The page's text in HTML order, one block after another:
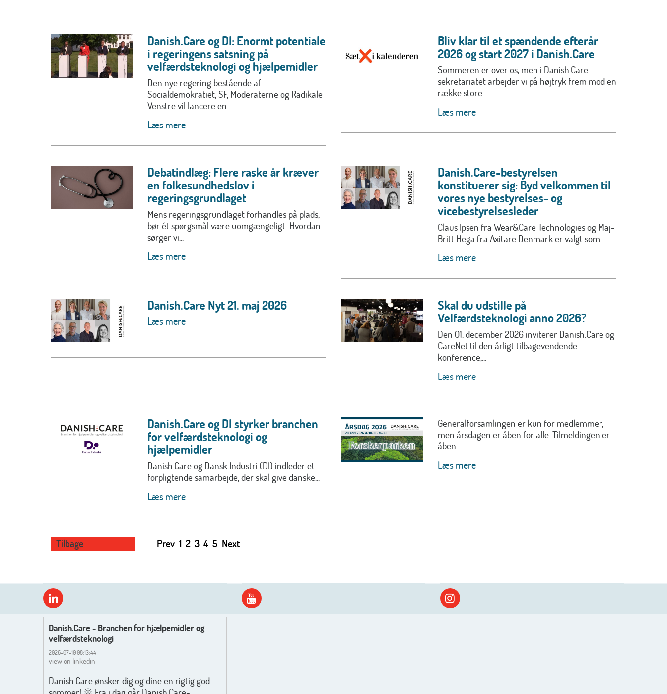
Danish.Care og DI: Enormt potentiale
i regeringens satsning på
velfærdsteknologi og hjælpemidler
Den nye regering bestående af
Socialdemokratiet, SF, Moderaterne og Radikale
Venstre vil lancere en...
Læs mere
Bliv klar til et spændende efterår
2026 og start 2027 i Danish.Care
Sommeren er over os, men i Danish.Care-
sekretariatet arbejder vi på højtryk frem mod en
række store...
Læs mere
Debatindlæg: Flere raske år kræver
en folkesundhedslov i
regeringsgrundlaget
Mens regeringsgrundlaget forhandles på plads,
bør ét spørgsmål være uomgængeligt: Hvordan
sørger vi...
Læs mere
Danish.Care-bestyrelsen
konstituerer sig: Byd velkommen til
vores nye bestyrelses- og
vicebestyrelsesleder
Claus Ipsen fra Wear&Care Technologies og Maj-
Britt Hega fra Axitare Denmark er valgt som...
Læs mere
Danish.Care Nyt 21. maj 2026
Læs mere
Skal du udstille på
Velfærdsteknologi anno 2026?
Den 01. december 2026 inviterer Danish.Care og
CareNet til den årligt tilbagevendende
konference,...
Læs mere
Danish.Care og DI styrker branchen
for velfærdsteknologi og
hjælpemidler
Danish.Care og Dansk Industri (DI) indleder et
forpligtende samarbejde, der skal give danske...
Læs mere
Generalforsamlingen er kun for medlemmer,
men årsdagen er åben for alle. Tilmeldingen er
åben.
Læs mere
Tilbage Prev 1 2 3 4 5 Next
Danish.Care - Branchen for hjælpemidler og
velfærdsteknologi
2026-07-10 08:13:44
view on linkedin
Danish.Care ønsker dig og dine en rigtig god